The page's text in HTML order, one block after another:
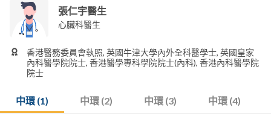
張仁宇醫生
心臟科醫生
香港醫務委員會執照, 英國牛津大學內外全科醫學士, 英國皇家
內科醫學院院士, 香港醫學專科學院院士(內科), 香港內科醫學院
院士
中環 (1) 中環 (2) 中環 (3) 中環 (4)